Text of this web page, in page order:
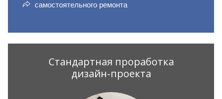
самостоятельного ремонта
Стандартная проработка
дизайн-проекта